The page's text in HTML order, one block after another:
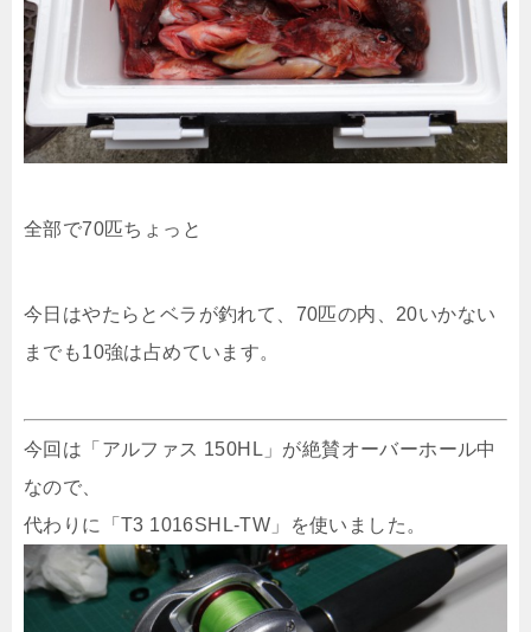
全部で70匹ちょっと
今日はやたらとベラが釣れて、70匹の内、20いかない
までも10強は占めています。
今回は「アルファス 150HL」が絶賛オーバーホール中
なので、
代わりに「T3 1016SHL-TW」を使いました。